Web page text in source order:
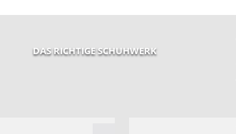
DAS RICHTIGE SCHUHWERK